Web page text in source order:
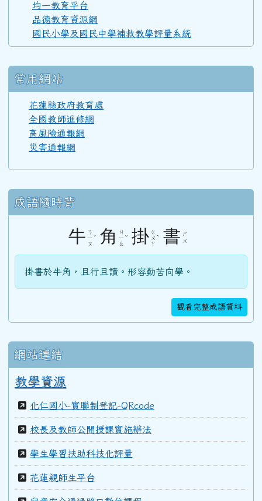
110學年度(111年6月)第52屆教師
106學年度(107年6月)第48屆教師
100學年度(101年6月)第41屆乙班
99學年度(100年6月)第40屆丙班
99學年度(100年6月)第40屆乙班
均一教育平台
品德教育資源網
國民小學及國民中學補救教學評量系統
常用網站
花蓮縣政府教育處
全國教師進修網
高風險通報網
災害通報網
成語隨時背
牛 ㄋ
ㄧ
ㄡ
ˊ 角
ㄐ
ㄧ
ㄠ
ˇ 掛 ㄍ
ㄨ
ㄚ
ˋ 書 ㄕ
ㄨ
掛書於牛角，且行且讀。形容勤苦向學。
觀看完整成語資料
網站連結
教學資源
化仁國小-實聯制登記-QRcode
校長及教師公開授課實施辦法
學生學習扶助科技化評量
花蓮親師生平台